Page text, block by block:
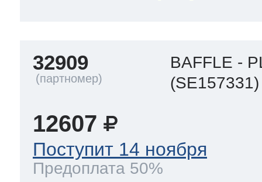
32909
BAFFLE -
(SE157331)
12607
Поступит 14 ноября
Предоплата 50%